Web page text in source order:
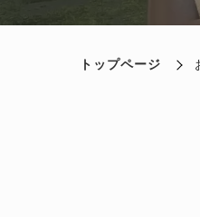
トップページ